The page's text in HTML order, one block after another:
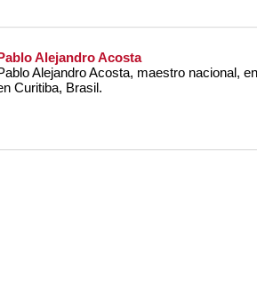
Alejandro Acosta
Alejandro Acosta, maestro nacional,
Curitiba, Brasil.